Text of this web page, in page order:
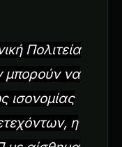
Πολιτεία
μπορούν να
ισονομίας
η